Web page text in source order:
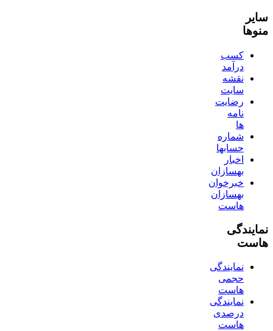
سایر
منوها
کسب
درآمد
نقشه
سایت
رضایت
نامه
ها
شماره
حسابها
اخبار
بهسازان
خبرخوان
بهسازان
هاست
نمایندگی
هاست
نمایندگی
حجمی
هاست
نمایندگی
درصدی
هاست